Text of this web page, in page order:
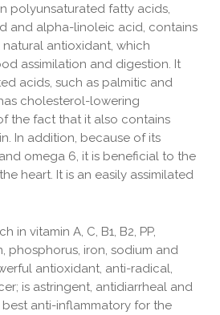
polyunsaturated fatty acids,
and alpha-linoleic acid, contains
antioxidant, which
assimilation and digestion. It
acids, such as palmitic and
cholesterol-lowering
the fact that it also contains
In addition, because of its
omega 6, it is beneficial to the
heart. It is an easily assimilated
in vitamin A, C, B1, B2, PP,
phosphorus, iron, sodium and
antioxidant, anti-radical,
is astringent, antidiarrheal and
anti-inflammatory for the